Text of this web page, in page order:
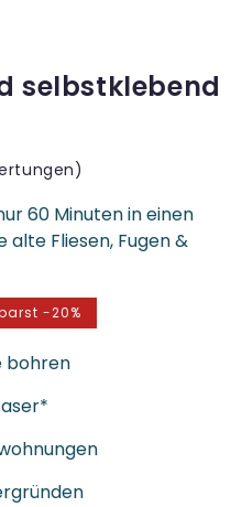
selbstklebend
60 Minuten in einen
Fliesen, Fugen &
-20%
bohren